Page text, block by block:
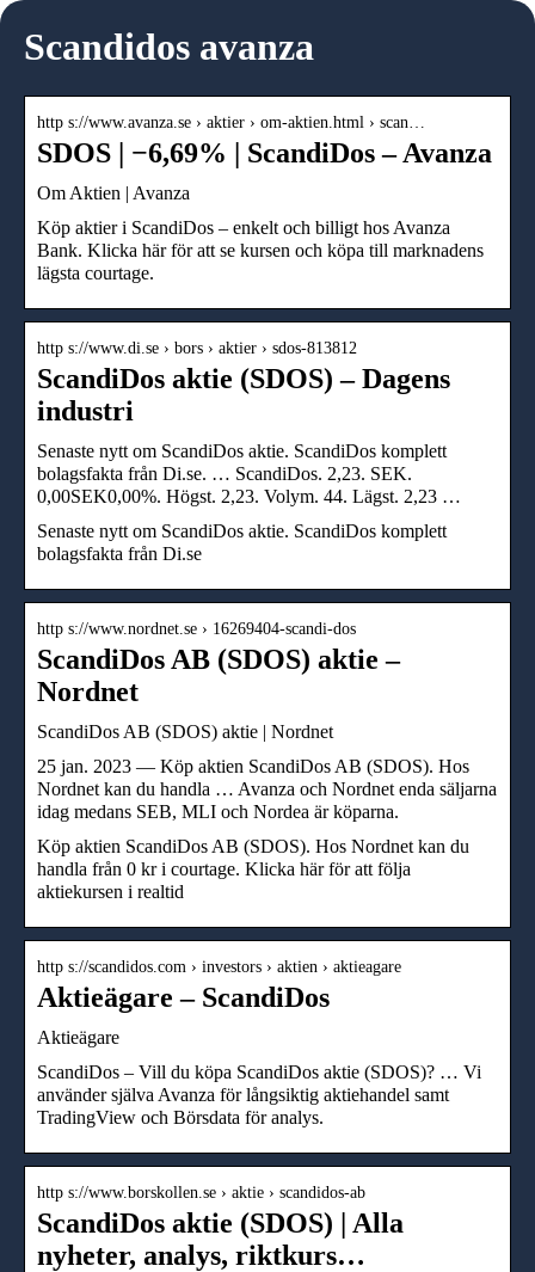
Scandidos avanza
http s://www.avanza.se › aktier › om-aktien.html › scan…
SDOS | −6,69% | ScandiDos – Avanza
Om Aktien | Avanza
Köp aktier i ScandiDos – enkelt och billigt hos Avanza
Bank. Klicka här för att se kursen och köpa till marknadens
lägsta courtage.
http s://www.di.se › bors › aktier › sdos-813812
ScandiDos aktie (SDOS) – Dagens
industri
Senaste nytt om ScandiDos aktie. ScandiDos komplett
bolagsfakta från Di.se. … ScandiDos. 2,23. SEK.
0,00SEK0,00%. Högst. 2,23. Volym. 44. Lägst. 2,23 …
Senaste nytt om ScandiDos aktie. ScandiDos komplett
bolagsfakta från Di.se
http s://www.nordnet.se › 16269404-scandi-dos
ScandiDos AB (SDOS) aktie –
Nordnet
ScandiDos AB (SDOS) aktie | Nordnet
25 jan. 2023 — Köp aktien ScandiDos AB (SDOS). Hos
Nordnet kan du handla … Avanza och Nordnet enda säljarna
idag medans SEB, MLI och Nordea är köparna.
Köp aktien ScandiDos AB (SDOS). Hos Nordnet kan du
handla från 0 kr i courtage. Klicka här för att följa
aktiekursen i realtid
http s://scandidos.com › investors › aktien › aktieagare
Aktieägare – ScandiDos
Aktieägare
ScandiDos – Vill du köpa ScandiDos aktie (SDOS)? … Vi
använder själva Avanza för långsiktig aktiehandel samt
TradingView och Börsdata för analys.
http s://www.borskollen.se › aktie › scandidos-ab
ScandiDos aktie (SDOS) | Alla
nyheter, analys, riktkurs…